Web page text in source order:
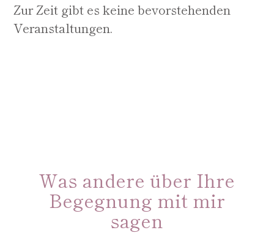
Zur Zeit gibt es keine bevorstehenden
Veranstaltungen.
Was andere über Ihre
Begegnung mit mir
sagen